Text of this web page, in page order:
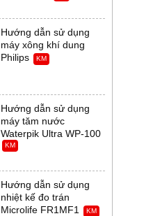
Hướng dẫn sử dụng
máy xông khí dung
Philips
KM
Hướng dẫn sử dụng
máy tăm nước
Waterpik Ultra WP-100
KM
Hướng dẫn sử dụng
nhiệt kế đo trán
Microlife FR1MF1
KM